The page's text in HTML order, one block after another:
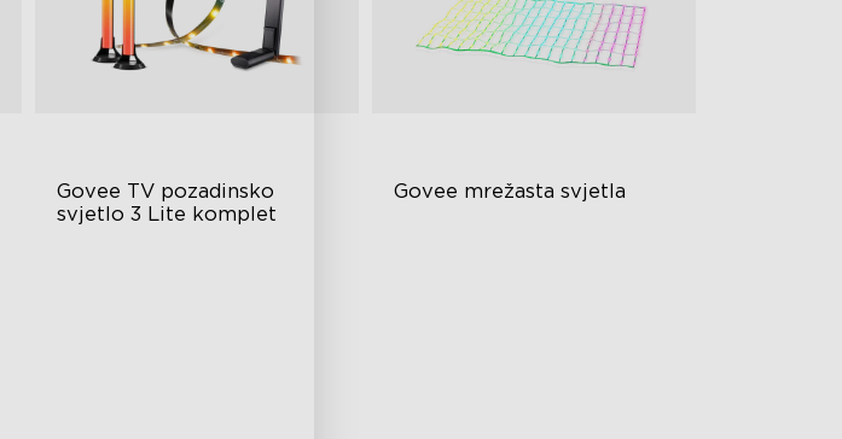
Govee TV pozadinsko
svjetlo 3 Lite komplet
Govee mrežasta svjetla